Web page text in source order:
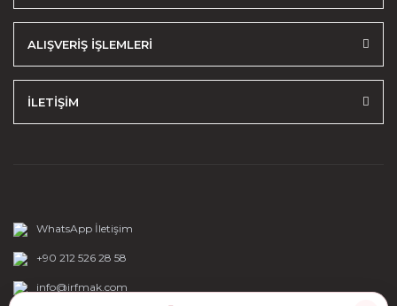
ALIŞVERİŞ İŞLEMLERİ
İLETİŞİM
WhatsApp İletişim
+90 212 526 28 58
info@irfmak.com